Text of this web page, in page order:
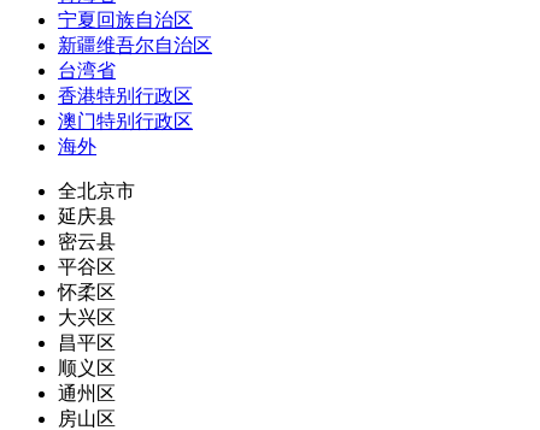
宁夏回族自治区
新疆维吾尔自治区
台湾省
香港特别行政区
澳门特别行政区
海外
全北京市
延庆县
密云县
平谷区
怀柔区
大兴区
昌平区
顺义区
通州区
房山区